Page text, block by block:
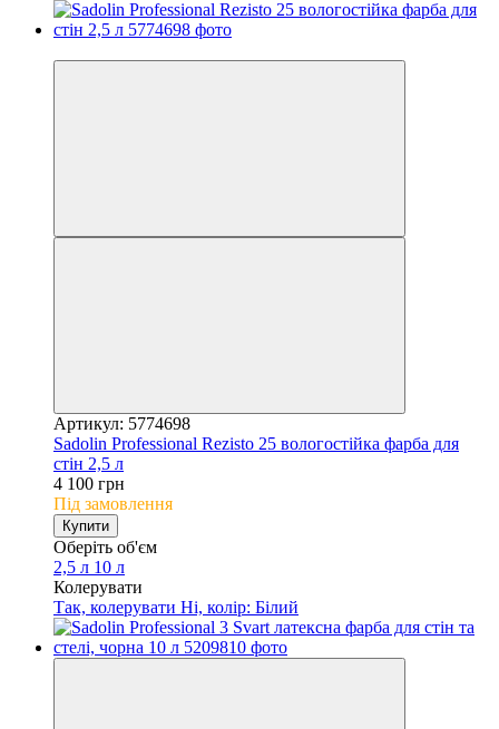
Артикул: 5774698
Sadolin Professional Rezisto 25 вологостійка фарба для
стін 2,5 л
4 100 грн
Під замовлення
Купити
Оберіть об'єм
2,5 л 10 л
Колерувати
Так, колерувати Ні, колір: Білий